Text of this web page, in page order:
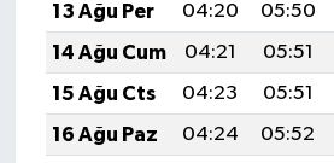
13 Ağu Per
04:20 05:50
14 Ağu Cum
04:21 05:51
15 Ağu Cts
04:23 05:51
16 Ağu Paz
04:24 05:52